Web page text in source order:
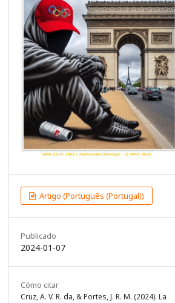
Artigo (Português (Portugal))
Publicado
2024-01-07
Cómo citar
Cruz, A. V. R. da, & Portes, J. R. M. (2024). La